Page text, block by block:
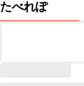
たべれぽ